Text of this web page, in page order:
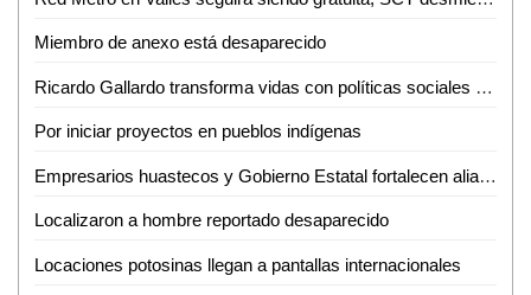
Miembro de anexo está desaparecido
Ricardo Gallardo transforma vidas con políticas sociales sin límites
Por iniciar proyectos en pueblos indígenas
Empresarios huastecos y Gobierno Estatal fortalecen alianza para atraer inversiones
Localizaron a hombre reportado desaparecido
Locaciones potosinas llegan a pantallas internacionales